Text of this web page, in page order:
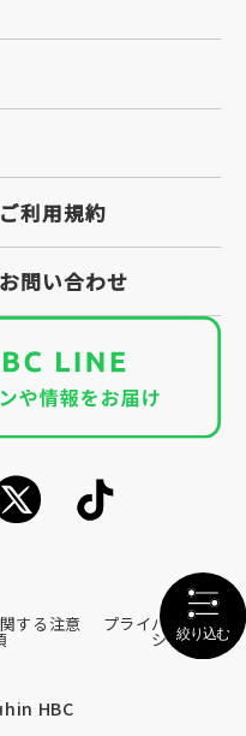
ご利用規約
お問い合わせ
する注意 プライバシーポリ
シー
HBC